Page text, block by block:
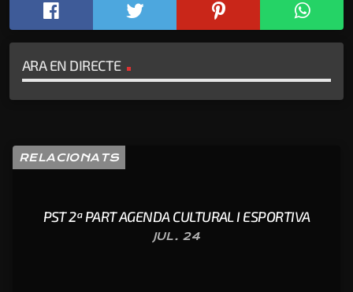
ARA EN DIRECTE
RELACIONATS
PST 2ª PART AGENDA CULTURAL I ESPORTIVA
JUL. 24